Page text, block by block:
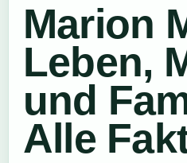
Marion
Leben,
und
Alle